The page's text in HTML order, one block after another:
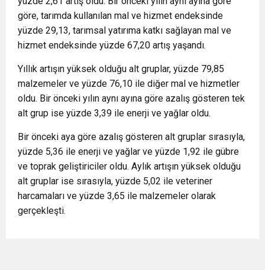
göre, tarımda kullanılan mal ve hizmet endeksinde
yüzde 29,13, tarımsal yatırıma katkı sağlayan mal ve
hizmet endeksinde yüzde 67,20 artış yaşandı.
Yıllık artışın yüksek olduğu alt gruplar, yüzde 79,85
malzemeler ve yüzde 76,10 ile diğer mal ve hizmetler
oldu. Bir önceki yılın aynı ayına göre azalış gösteren tek
alt grup ise yüzde 3,39 ile enerji ve yağlar oldu.
Bir önceki aya göre azalış gösteren alt gruplar sırasıyla,
yüzde 5,36 ile enerji ve yağlar ve yüzde 1,92 ile gübre
ve toprak geliştiriciler oldu. Aylık artışın yüksek olduğu
alt gruplar ise sırasıyla, yüzde 5,02 ile veteriner
harcamaları ve yüzde 3,65 ile malzemeler olarak
gerçekleşti.